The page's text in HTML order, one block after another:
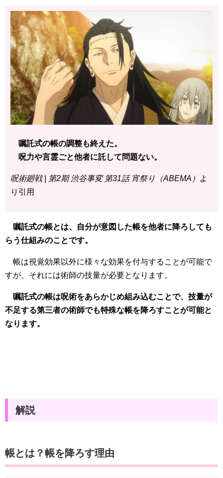
嘱託式の帳の調整も終えた。
呪力や言霊ごと他者に託して問題ない。
呪術廻戦 | 第2期 渋谷事変 第31話 宵祭り（ABEMA）
よ
り引用
嘱託式の帳とは、自分が意図した帳を他者に降ろしても
らう仕組みのことです。
帳は視覚効果以外に様々な効果を付与することが可能で
すが、それには術師の技量が必要となります。
嘱託式の帳は呪術をあらかじめ組み込むことで、技量が
不足する第三者の術師でも特殊な帳を降ろすことが可能と
なります。
解説
帳とは？帳を降ろす理由